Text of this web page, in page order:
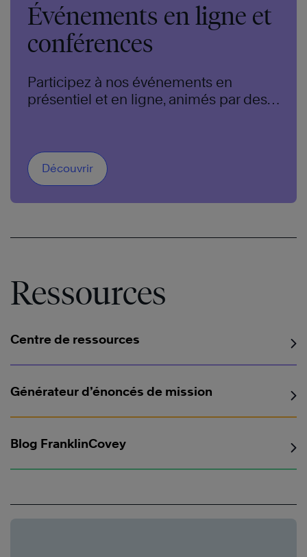
Événements en ligne et
conférences
Participez à nos événements en
présentiel et en ligne, animés par des
Découvrir
Ressources
Centre de ressources
Générateur d’énoncés de mission
Blog FranklinCovey